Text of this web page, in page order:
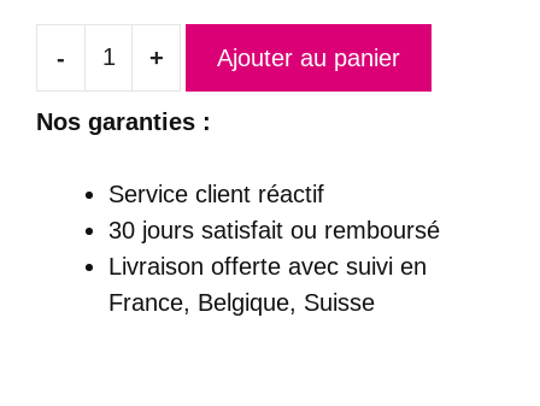
-
quantité
Mariée
Blanche
Princesse
+ Ajouter au panier
Nos garanties :
Service client réactif
30 jours satisfait ou remboursé
Livraison offerte avec suivi en
France, Belgique, Suisse